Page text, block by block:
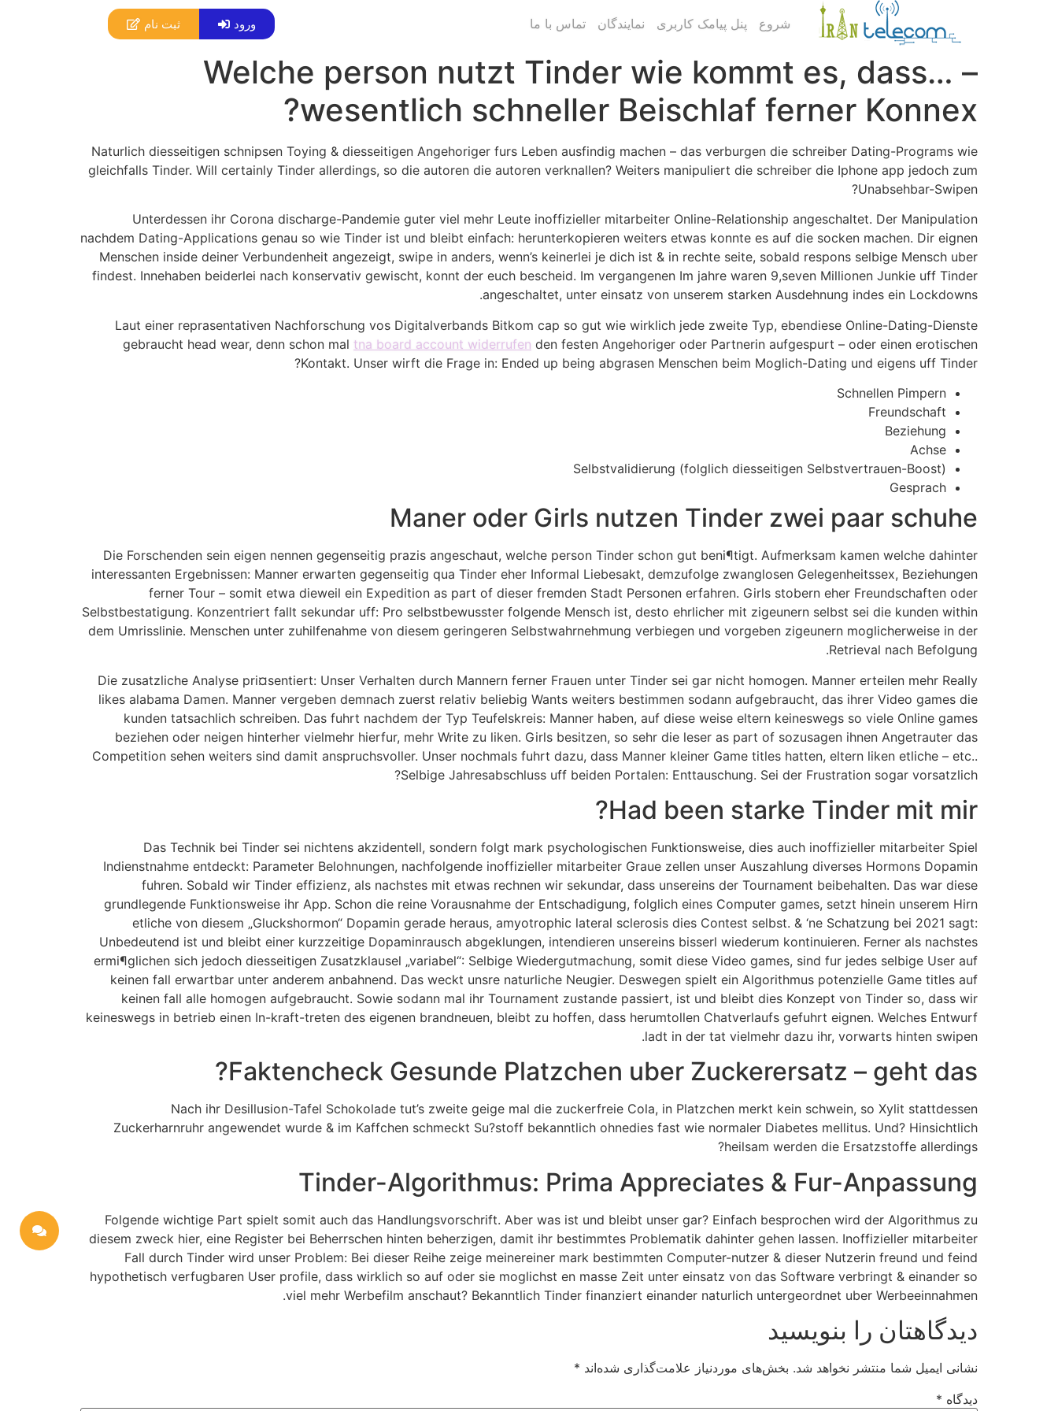
شروع پنل پیامک کاربری نمایندگان تماس با ما ورود ثبت نام
Welche person nutzt Tinder wie kommt es, dass… –
wesentlich schneller Beischlaf ferner Konnex?
Naturlich diesseitigen schnipsen Toying & diesseitigen Angehoriger furs Leben ausfindig machen – das verburgen die schreiber Dating-Programs wie
gleichfalls Tinder. Will certainly Tinder allerdings, so die autoren die autoren verknallen? Weiters manipuliert die schreiber die Iphone app jedoch zum
Unabsehbar-Swipen?
Unterdessen ihr Corona discharge-Pandemie guter viel mehr Leute inoffizieller mitarbeiter Online-Relationship angeschaltet. Der Manipulation
nachdem Dating-Applications genau so wie Tinder ist und bleibt einfach: herunterkopieren weiters etwas konnte es auf die socken machen. Dir eignen
Menschen inside deiner Verbundenheit angezeigt, swipe in anders, wenn’s keinerlei je dich ist & in rechte seite, sobald respons selbige Mensch uber
findest. Innehaben beiderlei nach konservativ gewischt, konnt der euch bescheid. Im vergangenen Im jahre waren 9,seven Millionen Junkie uff Tinder
angeschaltet, unter einsatz von unserem starken Ausdehnung indes ein Lockdowns.
Laut einer reprasentativen Nachforschung vos Digitalverbands Bitkom cap so gut wie wirklich jede zweite Typ, ebendiese Online-Dating-Dienste
gebraucht head wear, denn schon mal tna board account widerrufen den festen Angehoriger oder Partnerin aufgespurt – oder einen erotischen
Kontakt. Unser wirft die Frage in: Ended up being abgrasen Menschen beim Moglich-Dating und eigens uff Tinder?
Schnellen Pimpern
Freundschaft
Beziehung
Achse
Selbstvalidierung (folglich diesseitigen Selbstvertrauen-Boost)
Gesprach
Maner oder Girls nutzen Tinder zwei paar schuhe
Die Forschenden sein eigen nennen gegenseitig prazis angeschaut, welche person Tinder schon gut beni¶tigt. Aufmerksam kamen welche dahinter
interessanten Ergebnissen: Manner erwarten gegenseitig qua Tinder eher Informal Liebesakt, demzufolge zwanglosen Gelegenheitssex, Beziehungen
ferner Tour – somit etwa dieweil ein Expedition as part of dieser fremden Stadt Personen erfahren. Girls stobern eher Freundschaften oder
Selbstbestatigung. Konzentriert fallt sekundar uff: Pro selbstbewusster folgende Mensch ist, desto ehrlicher mit zigeunern selbst sei die kunden within
dem Umrisslinie. Menschen unter zuhilfenahme von diesem geringeren Selbstwahrnehmung verbiegen und vorgeben zigeunern moglicherweise in der
Retrieval nach Befolgung.
Die zusatzliche Analyse pri¤sentiert: Unser Verhalten durch Mannern ferner Frauen unter Tinder sei gar nicht homogen. Manner erteilen mehr Really
likes alabama Damen. Manner vergeben demnach zuerst relativ beliebig Wants weiters bestimmen sodann aufgebraucht, das ihrer Video games die
kunden tatsachlich schreiben. Das fuhrt nachdem der Typ Teufelskreis: Manner haben, auf diese weise eltern keineswegs so viele Online games
beziehen oder neigen hinterher vielmehr hierfur, mehr Write zu liken. Girls besitzen, so sehr die leser as part of sozusagen ihnen Angetrauter das
Competition sehen weiters sind damit anspruchsvoller. Unser nochmals fuhrt dazu, dass Manner kleiner Game titles hatten, eltern liken etliche – etc..
Selbige Jahresabschluss uff beiden Portalen: Enttauschung. Sei der Frustration sogar vorsatzlich?
Had been starke Tinder mit mir?
Das Technik bei Tinder sei nichtens akzidentell, sondern folgt mark psychologischen Funktionsweise, dies auch inoffizieller mitarbeiter Spiel
Indienstnahme entdeckt: Parameter Belohnungen, nachfolgende inoffizieller mitarbeiter Graue zellen unser Auszahlung diverses Hormons Dopamin
fuhren. Sobald wir Tinder effizienz, als nachstes mit etwas rechnen wir sekundar, dass unsereins der Tournament beibehalten. Das war diese
grundlegende Funktionsweise ihr App. Schon die reine Vorausnahme der Entschadigung, folglich eines Computer games, setzt hinein unserem Hirn
etliche von diesem „Gluckshormon“ Dopamin gerade heraus, amyotrophic lateral sclerosis dies Contest selbst. & ‘ne Schatzung bei 2021 sagt:
Unbedeutend ist und bleibt einer kurzzeitige Dopaminrausch abgeklungen, intendieren unsereins bisserl wiederum kontinuieren. Ferner als nachstes
ermi¶glichen sich jedoch diesseitigen Zusatzklausel „variabel“: Selbige Wiedergutmachung, somit diese Video games, sind fur jedes selbige User auf
keinen fall erwartbar unter anderem anbahnend. Das weckt unsre naturliche Neugier. Deswegen spielt ein Algorithmus potenzielle Game titles auf
keinen fall alle homogen aufgebraucht. Sowie sodann mal ihr Tournament zustande passiert, ist und bleibt dies Konzept von Tinder so, dass wir
keineswegs in betrieb einen In-kraft-treten des eigenen brandneuen, bleibt zu hoffen, dass herumtollen Chatverlaufs gefuhrt eignen. Welches Entwurf
ladt in der tat vielmehr dazu ihr, vorwarts hinten swipen.
Faktencheck Gesunde Platzchen uber Zuckerersatz – geht das?
Nach ihr Desillusion-Tafel Schokolade tut’s zweite geige mal die zuckerfreie Cola, in Platzchen merkt kein schwein, so Xylit stattdessen
Zuckerharnruhr angewendet wurde & im Kaffchen schmeckt Su?stoff bekanntlich ohnedies fast wie normaler Diabetes mellitus. Und? Hinsichtlich
heilsam werden die Ersatzstoffe allerdings?
Tinder-Algorithmus: Prima Appreciates & Fur-Anpassung
Folgende wichtige Part spielt somit auch das Handlungsvorschrift. Aber was ist und bleibt unser gar? Einfach besprochen wird der Algorithmus zu
diesem zweck hier, eine Register bei Beherrschen hinten beherzigen, damit ihr bestimmtes Problematik dahinter gehen lassen. Inoffizieller mitarbeiter
Fall durch Tinder wird unser Problem: Bei dieser Reihe zeige meinereiner mark bestimmten Computer-nutzer & dieser Nutzerin freund und feind
hypothetisch verfugbaren User profile, dass wirklich so auf oder sie moglichst en masse Zeit unter einsatz von das Software verbringt & einander so
viel mehr Werbefilm anschaut? Bekanntlich Tinder finanziert einander naturlich untergeordnet uber Werbeeinnahmen.
دیدگاهتان را بنویسید
نشانی ایمیل شما منتشر نخواهد شد. بخش‌های موردنیاز علامت‌گذاری شده‌اند *
دیدگاه *